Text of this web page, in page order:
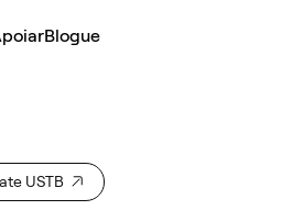
Blogue
USTB